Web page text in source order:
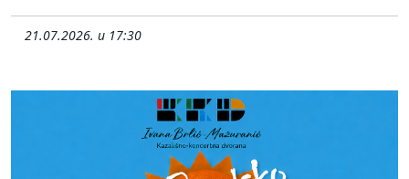
21.07.2026. u 17:30